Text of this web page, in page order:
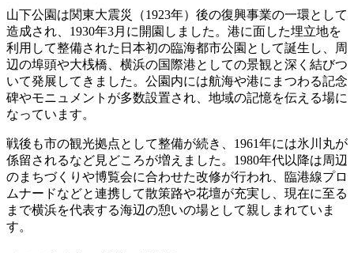
山下公園は関東大震災（1923年）後の復興事業の一環として
造成され、1930年3月に開園しました。港に面した埋立地を
利用して整備された日本初の臨海都市公園として誕生し、周
辺の埠頭や大桟橋、横浜の国際港としての景観と深く結びつ
いて発展してきました。公園内には航海や港にまつわる記念
碑やモニュメントが多数設置され、地域の記憶を伝える場に
なっています。
戦後も市の観光拠点として整備が続き、1961年には氷川丸が
係留されるなど見どころが増えました。1980年代以降は周辺
のまちづくりや博覧会に合わせた改修が行われ、臨港線プロ
ムナードなどと連携して散策路や花壇が充実し、現在に至る
まで横浜を代表する海辺の憩いの場として親しまれていま
す。